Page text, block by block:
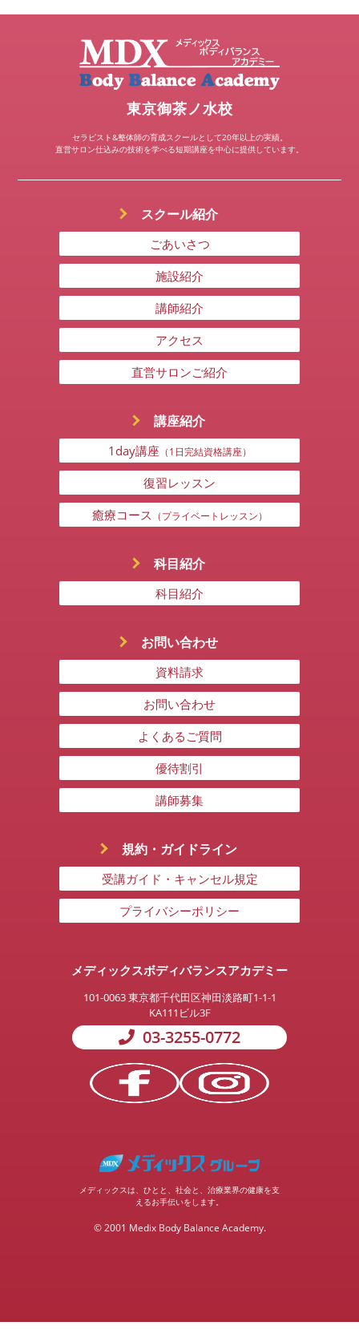
東京御茶ノ水校
セラピスト&整体師の育成スクールとして20年以上の実績。
直営サロン仕込みの技術を学べる短期講座を中心に提供しています。
スクール紹介
ごあいさつ
施設紹介
講師紹介
アクセス
直営サロンご紹介
講座紹介
1day講座 （1日完結資格講座）
復習レッスン
癒療コース （プライベートレッスン）
科目紹介
科目紹介
お問い合わせ
資料請求
お問い合わせ
よくあるご質問
優待割引
講師募集
規約・ガイドライン
受講ガイド・キャンセル規定
プライバシーポリシー
メディックスボディバランスアカデミー
101-0063東京都千代田区神田淡路町1-1-1
KA111ビル3F
03-3255-0772
メディックスは、ひとと、社会と、治療業界の健康を支
えるお手伝いをします。
© 2001 Medix Body Balance Academy.